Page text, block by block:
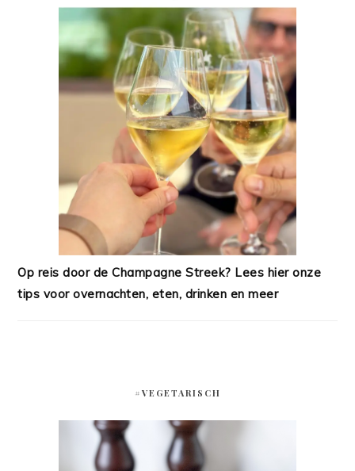
Op reis door de Champagne Streek? Lees hier onze
tips voor overnachten, eten, drinken en meer
#VEGETARISCH